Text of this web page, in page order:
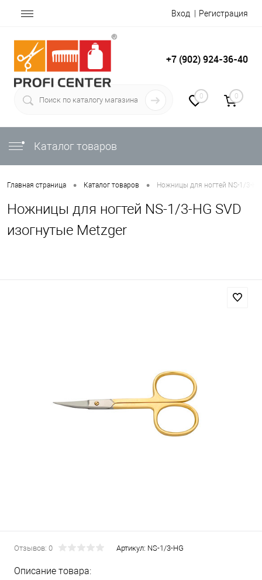
Вход Регистрация
+7 (902) 924-36-40
0 0
Каталог товаров
Главная страница • Каталог товаров • Ножницы для ногтей NS-1/3-
Ножницы для ногтей NS-1/3-HG SVD
изогнутые Metzger
Отзывов: 0 Артикул: NS-1/3-HG
Описание товара: